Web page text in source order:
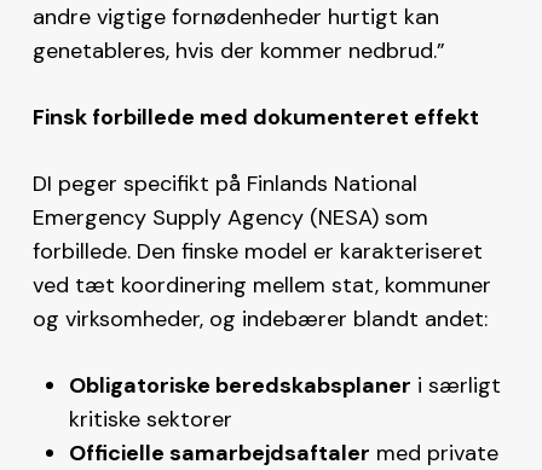
andre vigtige fornødenheder hurtigt kan
genetableres, hvis der kommer nedbrud.”
Finsk forbillede med dokumenteret effekt
DI peger specifikt på Finlands National
Emergency Supply Agency (NESA) som
forbillede. Den finske model er karakteriseret
ved tæt koordinering mellem stat, kommuner
og virksomheder, og indebærer blandt andet:
Obligatoriske beredskabsplaner i særligt
kritiske sektorer
Officielle samarbejdsaftaler med private